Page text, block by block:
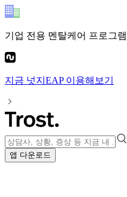
기업 전용 멘탈케어 프로그램
지금 넛지EAP이용해보기
앱 다운로드